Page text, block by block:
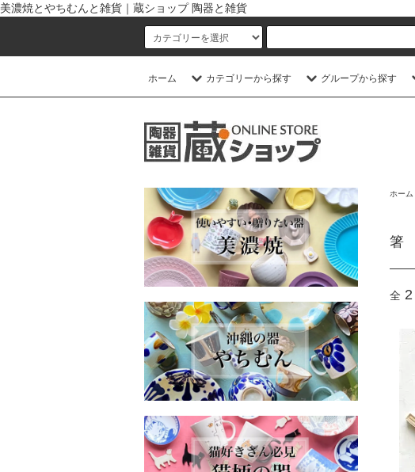
美濃焼とやちむんと雑貨｜蔵ショップ 陶器と雑貨
ホーム カテゴリーから探す グループから探す
ホーム
箸
全 2